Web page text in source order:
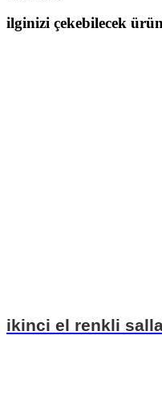
ilginizi çekebilecek
ikinci el renkli